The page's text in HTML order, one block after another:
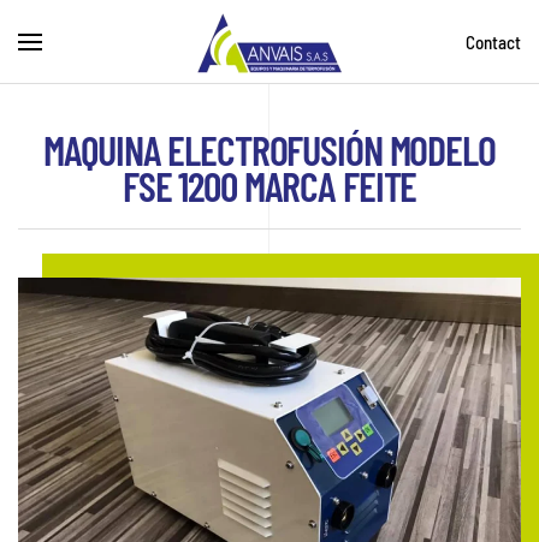
Skip to main content
Contact
MAQUINA ELECTROFUSIÓN MODELO
FSE 1200 MARCA FEITE